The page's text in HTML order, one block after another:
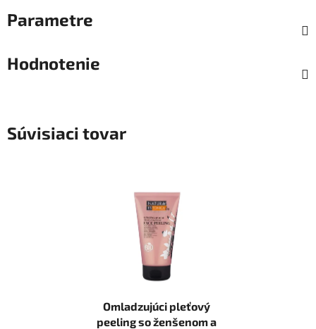
Parametre
Hodnotenie
Súvisiaci tovar
Omladzujúci pleťový
peeling so ženšenom a